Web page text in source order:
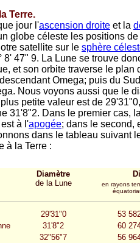
Terre.
jour l'ascension droite et la
globe céleste les positions
satellite sur le sphère
8' 47" 9. La Lune se trouve
et son orbite traverse le plan
descendant Omega; puis du
Nous voyons aussi que le
petite valeur est de
31'8"2. Dans le premier cas,
à l'apogée; dans le second,
dans le tableau suivant
à la Terre :
Diamètre
de la Lune
en rayons
29'31"0
53
31'8"2
60
32"56"7 56